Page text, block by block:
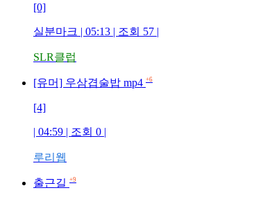
[0]
실분마크 | 05:13 | 조회 57 |
SLR클럽
[유머] 우삼겹술밥 mp4 +6
[4]
| 04:59 | 조회 0 |
루리웹
출근길 +9